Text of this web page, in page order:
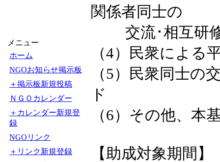
メニュー
ホーム
NGOお知らせ掲示板
＋掲示板新規投稿
ＮＧＯカレンダー
＋カレンダー新規登
録
NGOリンク
＋リンク新規登録
関係者同士の
交流･相互研
（4）民衆による
（5）民衆同士の
ド
（6）その他、本
【助成対象期間】